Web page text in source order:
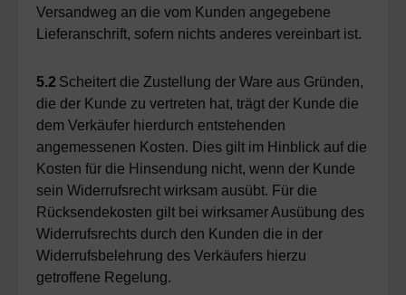
Versandweg an die vom Kunden angegebene
Lieferanschrift, sofern nichts anderes vereinbart ist.
5.2 Scheitert die Zustellung der Ware aus Gründen,
die der Kunde zu vertreten hat, trägt der Kunde die
dem Verkäufer hierdurch entstehenden
angemessenen Kosten. Dies gilt im Hinblick auf die
Kosten für die Hinsendung nicht, wenn der Kunde
sein Widerrufsrecht wirksam ausübt. Für die
Rücksendekosten gilt bei wirksamer Ausübung des
Widerrufsrechts durch den Kunden die in der
Widerrufsbelehrung des Verkäufers hierzu
getroffene Regelung.